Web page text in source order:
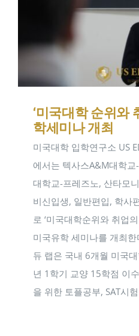
‘미국대학 순위와
학세미나 개최
미국대학 입학연구소 US
에서는 텍사스A&M대학
대학교-프레즈노, 산타모
비신입생, 일반편입, 학사
로 ‘미국대학순위와 취업
미국유학 세미나를 개최
듀 랩은 국내 6개월 미국
년 1학기 교양 15학점 이
을 위한 토플공부, SAT시